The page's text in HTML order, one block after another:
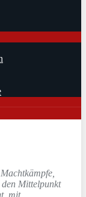
Mittelpunkt
mit